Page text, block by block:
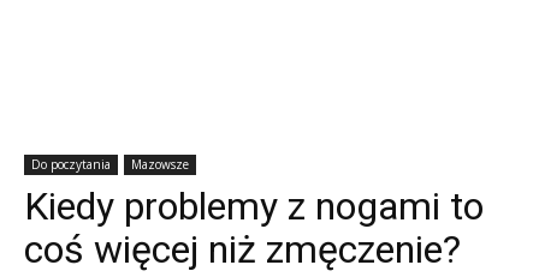
Do poczytania Mazowsze
Kiedy problemy z nogami to
coś więcej niż zmęczenie?